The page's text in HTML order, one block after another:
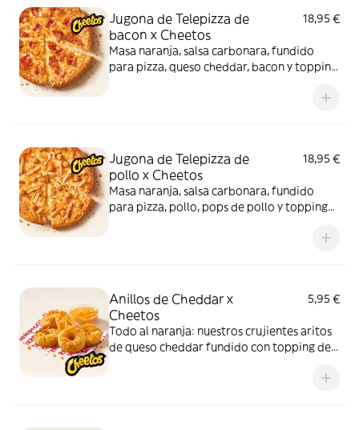
Jugona de Telepizza de
bacon x Cheetos
18,95 €
Masa naranja, salsa carbonara, fundido
para pizza, queso cheddar, bacon y topping
Jugona de Telepizza de
pollo x Cheetos
18,95 €
Masa naranja, salsa carbonara, fundido
para pizza, pollo, pops de pollo y topping
Anillos de Cheddar x
Cheetos
5,95 €
Todo al naranja: nuestros crujientes aritos
de queso cheddar fundido con topping de